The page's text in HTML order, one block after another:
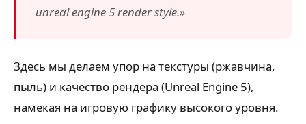
unreal engine 5 render style.»
Здесь мы делаем упор на текстуры (ржавчина,
пыль) и качество рендера (Unreal Engine 5),
намекая на игровую графику высокого уровня.